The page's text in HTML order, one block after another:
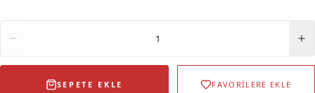
1
SEPETE EKLE FAVORİLERE EKLE